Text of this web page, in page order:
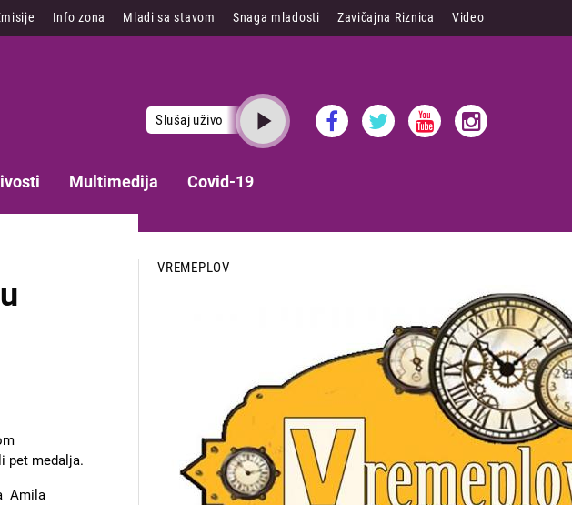
Info zona Mladi sa stavom Snaga mladosti Zavičajna Riznica Video
Slušaj uživo
Multimedija Covid-19
pet medalja.
Amila
VREMEPLOV